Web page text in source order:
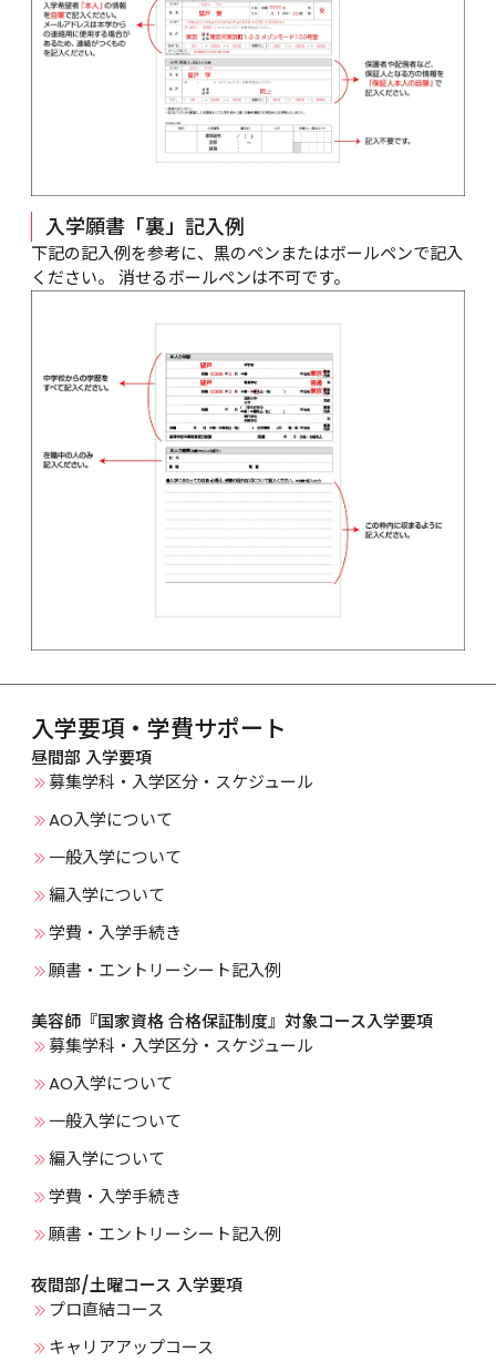
入学願書「裏」記入例
下記の記入例を参考に、黒のペンまたはボールペンで記入
ください。 消せるボールペンは不可です。
入学要項・学費サポート
昼間部 入学要項
募集学科・入学区分・スケジュール
AO入学について
一般入学について
編入学について
学費・入学手続き
願書・エントリーシート記入例
美容師『国家資格 合格保証制度』対象コース入学要項
募集学科・入学区分・スケジュール
AO入学について
一般入学について
編入学について
学費・入学手続き
願書・エントリーシート記入例
夜間部/土曜コース 入学要項
プロ直結コース
キャリアアップコース